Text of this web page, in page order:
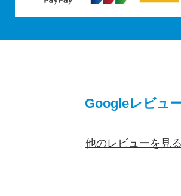
Googleレビュ
他のレビューを見る